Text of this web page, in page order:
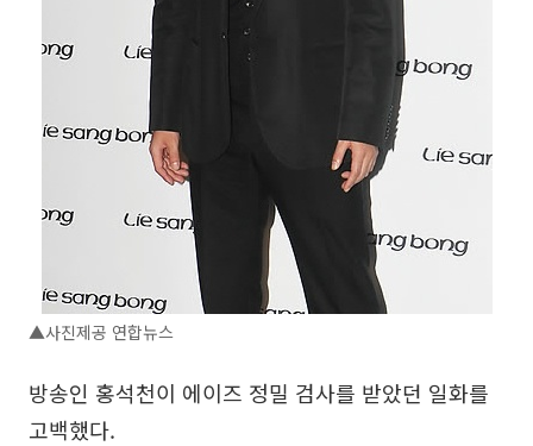
▲사진제공 연합뉴스
방송인 홍석천이 에이즈 정밀 검사를 받았던 일화를
고백했다.